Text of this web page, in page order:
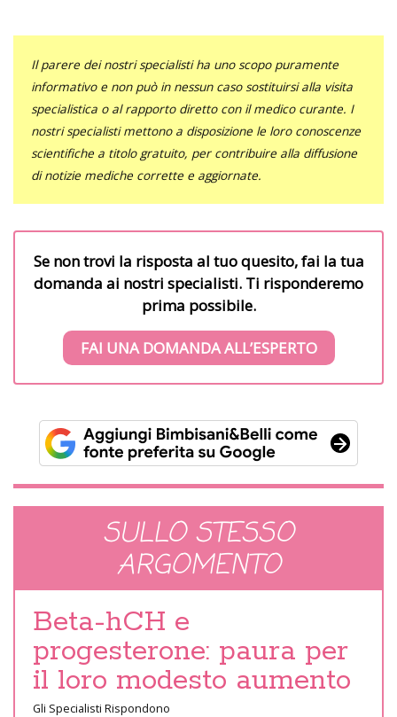
Il parere dei nostri specialisti ha uno scopo puramente
informativo e non può in nessun caso sostituirsi alla visita
specialistica o al rapporto diretto con il medico curante. I
nostri specialisti mettono a disposizione le loro conoscenze
scientifiche a titolo gratuito, per contribuire alla diffusione
di notizie mediche corrette e aggiornate.
Se non trovi la risposta al tuo quesito, fai la tua
domanda ai nostri specialisti. Ti risponderemo
prima possibile.
FAI UNA DOMANDA ALL’ESPERTO
SULLO STESSO
ARGOMENTO
Beta-hCH e
progesterone: paura per
il loro modesto aumento
Gli Specialisti Rispondono